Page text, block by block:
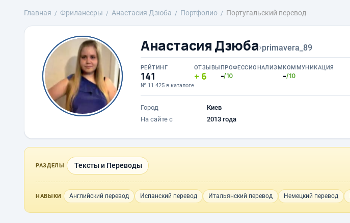
Главная Фрилансеры Анастасия Дзюба Портфолио Португальский перевод
Анастасия Дзюба›primavera_89
РЕЙТИНГ
141
№ 11 425 в каталоге
ОТЗЫВЫ
6
ПРОФЕССИОНАЛИЗМ
-/10
КОММУНИКАЦИЯ
-/10
Город
Киев
На сайте с
2013 года
РАЗДЕЛЫ Тексты и Переводы
НАВЫКИ Английский перевод Испанский перевод Итальянский перевод Немецкий перевод